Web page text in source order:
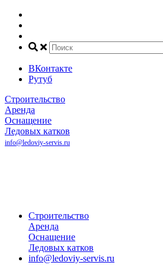
ВКонтакте
Рутуб
Строительство
Аренда
Оснащение
Ледовых катков
info@ledoviy-servis.ru
Строительство
Аренда
Оснащение
Ледовых катков
info@ledoviy-servis.ru